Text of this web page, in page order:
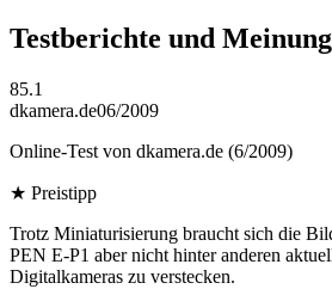
Testberichte und
85.1
dkamera.de06/2009
Online-Test von dkamera.de (6/2009)
★ Preistipp
Trotz Miniaturisierung braucht sich die
PEN E-P1 aber nicht hinter anderen
Digitalkameras zu verstecken.